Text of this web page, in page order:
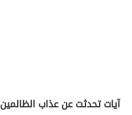
آيات تحدثت عن عذاب الظالمين